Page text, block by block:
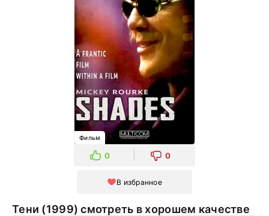
Фильм
0 0
В избранное
Тени (1999) смотреть в хорошем качестве